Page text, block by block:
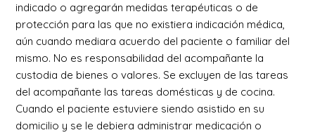
indicado o agregarán medidas terapéuticas o de
protección para las que no existiera indicación médica,
aún cuando mediara acuerdo del paciente o familiar del
mismo. No es responsabilidad del acompañante la
custodia de bienes o valores. Se excluyen de las tareas
del acompañante las tareas domésticas y de cocina.
Cuando el paciente estuviere siendo asistido en su
domicilio y se le debiera administrar medicación o